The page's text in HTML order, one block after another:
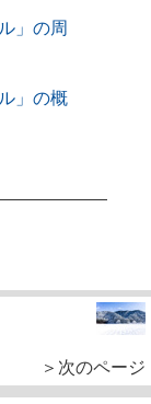
」の周
」の概
＞次のページ